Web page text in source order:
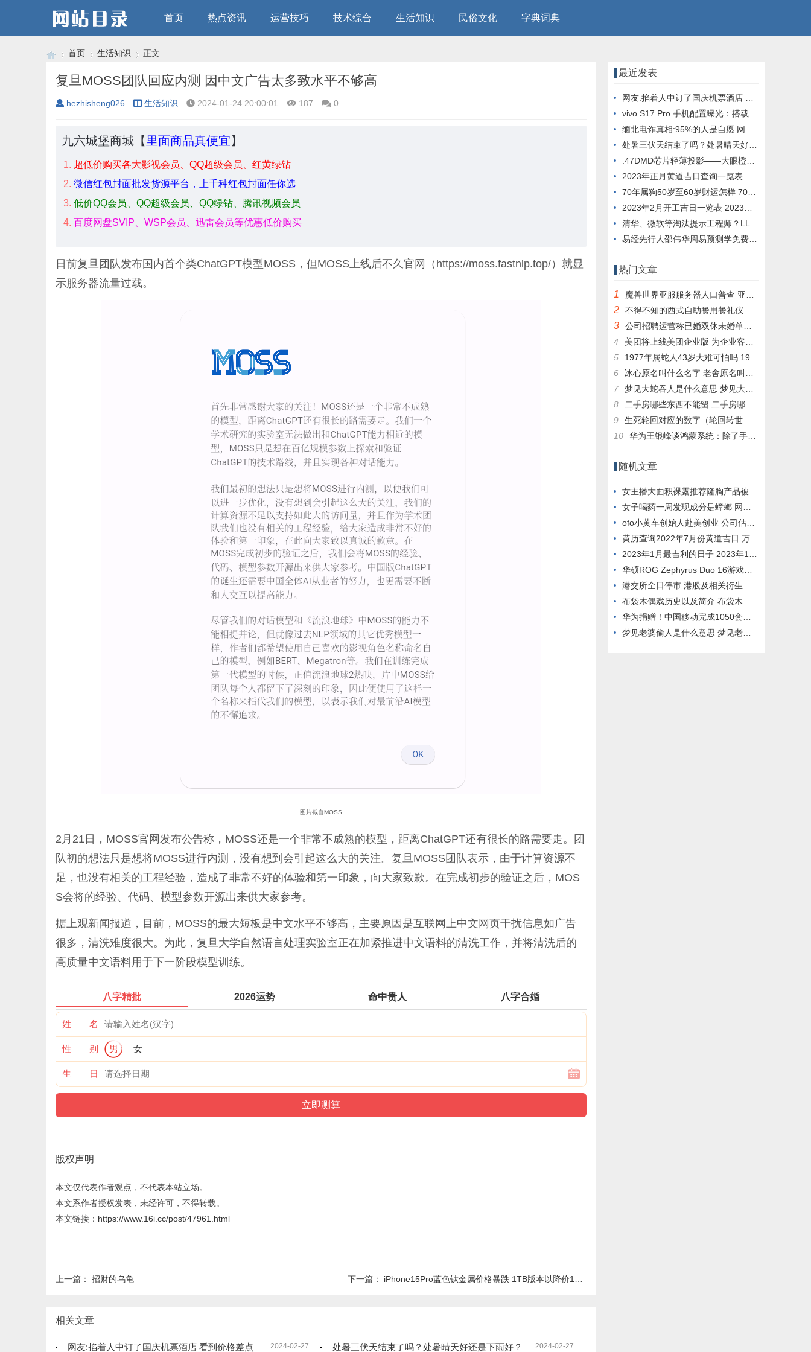
首页 热点资讯 运营技巧 技术综合 生活知识 民俗文化 字典词典
›
首页
›
生活知识
›
正文
复旦MOSS团队回应内测 因中文广告太多致水平不够高
hezhisheng026 生活知识 2024-01-24 20:00:01 187 0
九六城堡商城【 里面商品真便宜】
超低价购买各大影视会员、QQ超级会员、红黄绿钻
微信红包封面批发货源平台，上千种红包封面任你选
低价QQ会员、QQ超级会员、QQ绿钻、腾讯视频会员
百度网盘SVIP、WSP会员、迅雷会员等优惠低价购买
日前复旦团队发布国内首个类ChatGPT模型MOSS ，但MOSS上线后不久官网（https://moss.fastnlp.top/）就显
示服务器流量过载。
图片截自MOSS
2月21日，MOSS官网发布公告称，MOSS还是一个非常不成熟的模型，距离ChatGPT还有很长的路需要走。团
队初的想法只是想将MOSS进行内测，没有想到会引起这么大的关注。 复旦MOSS团队表示，由于计算资源不
足，也没有相关的工程经验，造成了非常不好的体验和第一印象，向大家致歉。在完成初步的验证之后，MOS
S会将的经验、代码、模型参数开源出来供大家参考。
据上观新闻报道，目前，MOSS的最大短板是中文水平不够高，主要原因是互联网上中文网页干扰信息如广告
很多，清洗难度很大。为此，复旦大学自然语言处理实验室正在加紧推进中文语料的清洗工作，并将清洗后的
高质量中文语料用于下一阶段模型训练。
八字精批 2026运势 命中贵人 八字合婚
姓 名
性 别 男 女
生 日
版权声明
本文仅代表作者观点，不代表本站立场。
本文系作者授权发表，未经许可，不得转载。
本文链接： https://www.16i.cc/post/47961.html
上一篇： 招财的乌龟 下一篇： iPhone15Pro蓝色钛金属价格暴跌 1TB版本以降价1500元
相关文章
2024-02-27
网友:掐着人中订了国庆机票酒店 看到价格差点晕倒 2024-02-27
处暑三伏天结束了吗？处暑晴天好还是下雨好？
最近发表
网友:掐着人中订了国庆机票酒店 看到价格差点晕倒
vivo S17 Pro 手机配置曝光：搭载天玑 8200 芯片， 12GB 内存
缅北电诈真相:95%的人是自愿 网友：这就是人性
处暑三伏天结束了吗？处暑晴天好还是下雨好？
.47DMD芯片轻薄投影——大眼橙X7D Pro它终于来了
2023年正月黄道吉日查询一览表
70年属狗50岁至60岁财运怎样 70年属狗51岁财运
2023年2月开工吉日一览表 2023年2月开工大吉日子
清华、微软等淘汰提示工程师？LLM与进化算法结合，创造超强提示优化器
易经先行人邵伟华周易预测学免费四柱八字算命
热门文章
1 魔兽世界亚服服务器人口普查 亚服台服人口普查数据一览
2 不得不知的西式自助餐用餐礼仪 西式自助餐有哪些
3
公司招聘运营称已婚双休未婚单休 求职者称歧视：网友热议没啥问题
4
美团将上线美团企业版 为企业客户提供消费服务
5
1977年属蛇人43岁大难可怕吗 1977属蛇人43岁后命运
6
冰心原名叫什么名字 老舍原名叫什么名字
7
梦见大蛇吞人是什么意思 梦见大蛇吞人是什么意思周公解梦
8
二手房哪些东西不能留 二手房哪些东西不能留在家里
9
生死轮回对应的数字（轮回转世打数字）
10
华为王银峰谈鸿蒙系统：除了手机 纳入生态的还有这些
随机文章
女主播大面积裸露推荐隆胸产品被罚 涉嫌虚假代言推销产品
女子喝药一周发现成分是蟑螂 网友科普：中成药、效果很好
ofo小黄车创始人赴美创业 公司估值已达2亿美元
黄历查询2022年7月份黄道吉日 万年历黄道吉日2022年7月
2023年1月最吉利的日子 2023年1月最好的日子
华硕ROG Zephyrus Duo 16游戏本开售：240Hz屏、RTX 4090
港交所全日停市 港股及相关衍生品暂停交易
布袋木偶戏历史以及简介 布袋木偶介绍
华为捐赠！中国移动完成1050套欧拉操作系统迁移上线
梦见老婆偷人是什么意思 梦见老婆偷人是什么意思呀